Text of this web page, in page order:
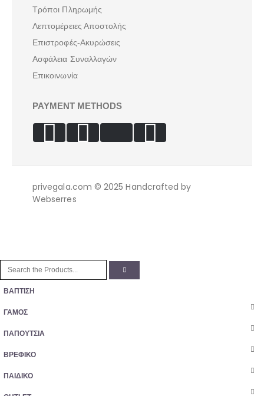
Τρόποι Πληρωμής
Λεπτομέρειες Αποστολής
Επιστροφές-Ακυρώσεις
Ασφάλεια Συναλλαγών
Επικοινωνία
PAYMENT METHODS
privegala.com © 2025 Handcrafted by
Webserres
ΒΑΠΤΙΣΗ
ΓΑΜΟΣ
ΠΑΠΟΥΤΣΙΑ
ΒΡΕΦΙΚΟ
ΠΑΙΔΙΚΟ